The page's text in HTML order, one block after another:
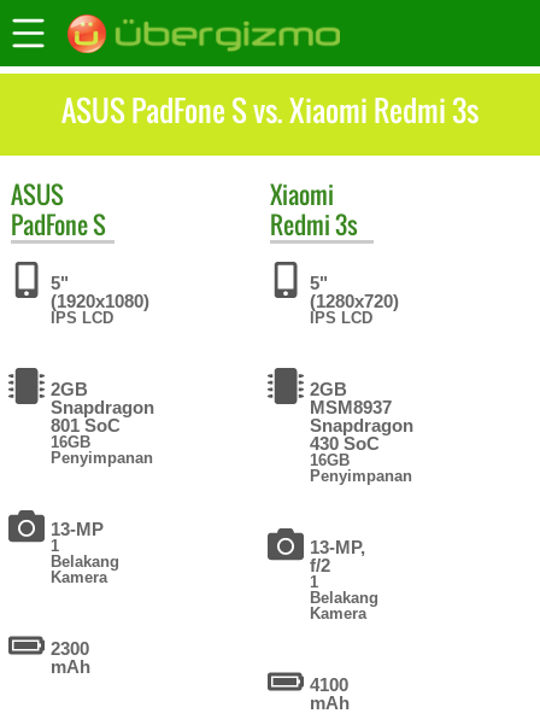
ASUS PadFone S vs. Xiaomi Redmi 3s
ASUS
PadFone S
5"
(1920x1080)
IPS LCD
2GB
Snapdragon
801 SoC
16GB
Penyimpanan
13-MP
1
Belakang
Kamera
2300
mAh
Xiaomi
Redmi 3s
5"
(1280x720)
IPS LCD
2GB
MSM8937
Snapdragon
430 SoC
16GB
Penyimpanan
13-MP,
f/2
1
Belakang
Kamera
4100
mAh